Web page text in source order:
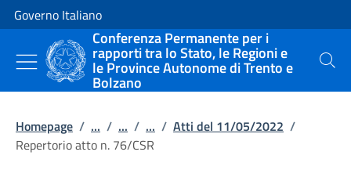
Vai al contenuto
Vai alla navigazione del sito
Governo Italiano
Conferenza Permanente per i
rapporti tra lo Stato, le Regioni e
le Province Autonome di Trento e
Bolzano
Cerca
Homepage / ... / ... / ... / Atti del 11/05/2022 /
Repertorio atto n. 76/CSR